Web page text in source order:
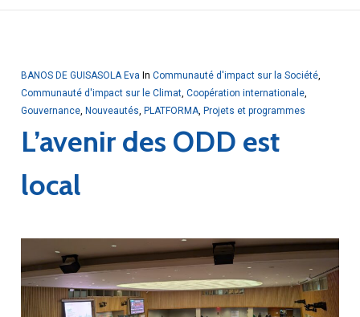
BANOS DE GUISASOLA Eva In Communauté d'impact sur la Société,
Communauté d'impact sur le Climat, Coopération internationale,
Gouvernance, Nouveautés, PLATFORMA, Projets et programmes
L’avenir des ODD est
local